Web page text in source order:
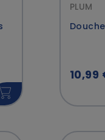
PLUM
10,99